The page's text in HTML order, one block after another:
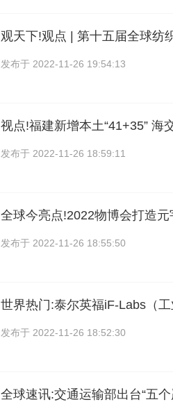
观天下!观点 | 第十五届全球纺
发布于 2022-11-26 19:54:13
视点!福建新增本土“41+35” 海
发布于 2022-11-26 18:59:11
全球今亮点!2022物博会打造
发布于 2022-11-26 18:55:50
世界热门:泰尔英福iF-Labs（
发布于 2022-11-26 18:52:30
全球速讯:交通运输部出台“五个